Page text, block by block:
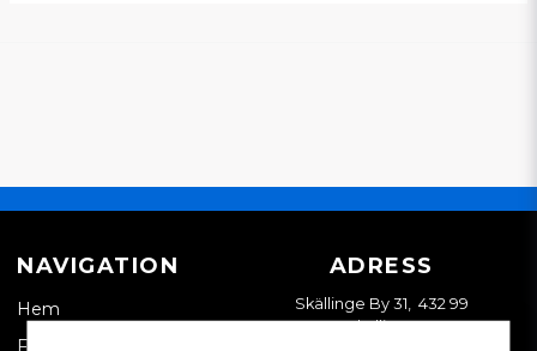
NAVIGATION
Hem
Företagskund
ADRESS
Skällinge By 31, 432 99
Skällinge